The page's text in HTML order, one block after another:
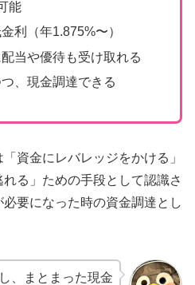
能
利（年1.875%〜）
当や優待も受け取れる
、現金調達できる
資金にレバレッジをかける」
る」ための手段として認識さ
要になった時の資金調達とし
、まとまった現金